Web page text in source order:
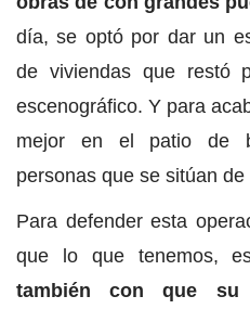
día, se optó por dar un
de viviendas que restó
escenográfico. Y para
mejor en el patio de
personas que se sitúan
Para defender esta
que lo que tenemos,
también con que su